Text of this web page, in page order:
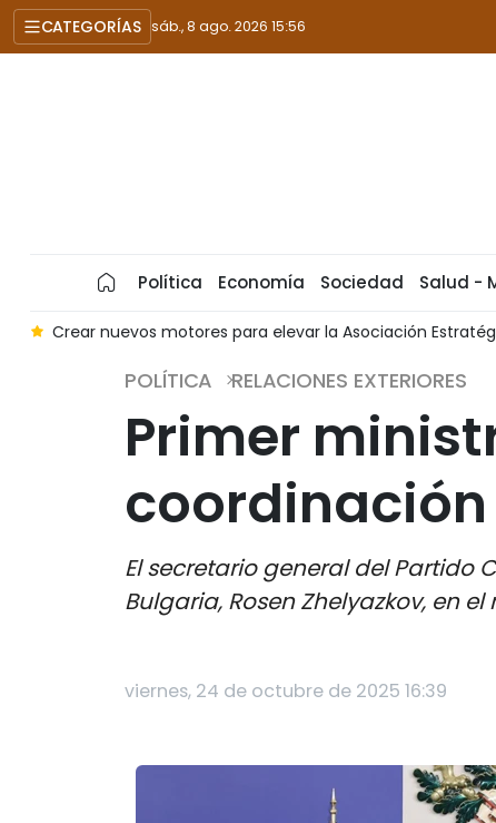
CATEGORÍAS sáb., 8 ago. 2026 15:56
Política Economía Sociedad Salud -
Crear nuevos motores para elevar la Asociación
POLÍTICA RELACIONES EXTERIORES
Primer
El secretario general del Partido
Bulgaria, Rosen Zhelyazkov, en
viernes, 24 de octubre de 2025 16:39